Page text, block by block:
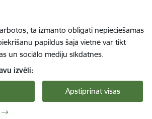
tā izmanto obligāti nepieciešamās
papildus šajā vietnē var tikt
un sociālo mediju sīkdatnes.
izvēli:
Apstiprināt visas